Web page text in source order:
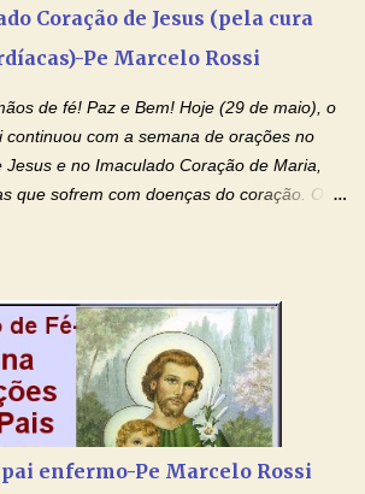
pedido...) Eu, desde já, agradeço de
o Senhor me atenderá. Eu louvo o Pai por
ao Espíri...
Coração de Jesus (pela cura
Pe Marcelo Rossi
de fé! Paz e Bem! Hoje (29 de maio), o
continuou com a semana de orações no
e no Imaculado Coração de Maria,
que sofrem com doenças do coração. O
de orações no programa de rádio
juntos formar uma forte corrente de
Marcelo. Não desista do milagre, da cura;
e ore incessantemente até que o
vida. Fique no Amor Ágape de Jesus e
Rossi por E-mail: Amados!! Nesta
enfermo-Pe Marcelo Rossi